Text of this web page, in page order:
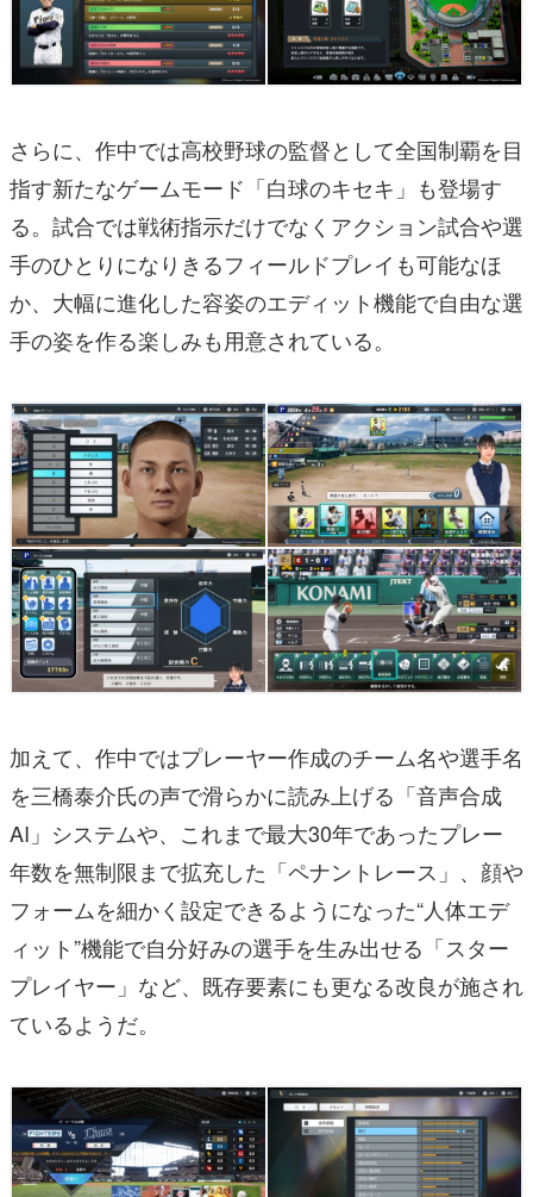
さらに、作中では高校野球の監督として全国制覇を目
指す新たなゲームモード「白球のキセキ」も登場す
る。試合では戦術指示だけでなくアクション試合や選
手のひとりになりきるフィールドプレイも可能なほ
か、大幅に進化した容姿のエディット機能で自由な選
手の姿を作る楽しみも用意されている。
加えて、作中ではプレーヤー作成のチーム名や選手名
を三橋泰介氏の声で滑らかに読み上げる「音声合成
AI」システムや、これまで最大30年であったプレー
年数を無制限まで拡充した「ペナントレース」、顔や
フォームを細かく設定できるようになった“人体エデ
ィット”機能で自分好みの選手を生み出せる「スター
プレイヤー」など、既存要素にも更なる改良が施され
ているようだ。